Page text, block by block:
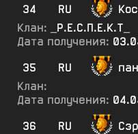
34
RU
Клан:
_Р.Е.С.П.Е.К.Т_
Дата получения:
35
RU
Клан:
Дата получения:
36
RU